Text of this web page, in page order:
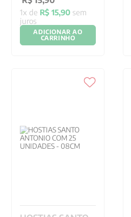
1x de R$ 15,90 sem
juros
ADICIONAR AO
CARRINHO